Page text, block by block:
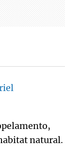
natural.